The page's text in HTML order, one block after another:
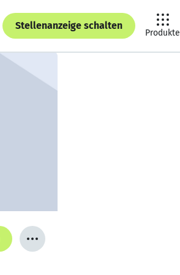
Stellenanzeige schalten
Produkte